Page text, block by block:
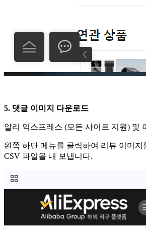
5. 댓글 이미지 다운로드
알리 익스프레스 (모든 사이트 지원) 및
왼쪽 하단 메뉴를 클릭하여 리뷰 이미
CSV 파일을 내 보냅니다.